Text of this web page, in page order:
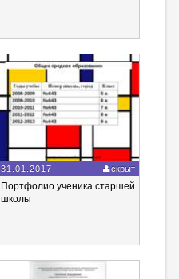
31.01.2017 скрыт
Портфолио ученика старшей
школы